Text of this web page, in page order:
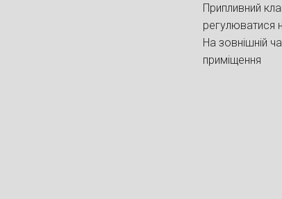
Припливний
регулюватися
На зовнішній
приміщення